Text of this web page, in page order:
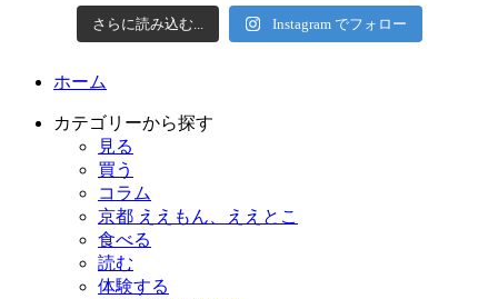
さらに読み込む... Instagram でフォロー
ホーム
カテゴリーから探す
見る
買う
コラム
京都 ええもん、ええとこ
食べる
読む
体験する